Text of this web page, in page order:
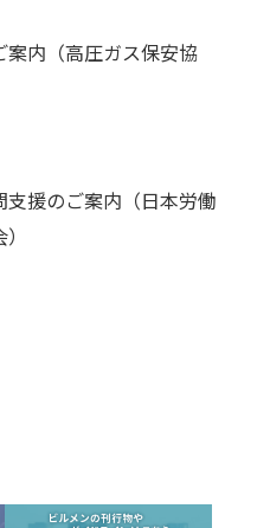
内（高圧ガス保安協
支援のご案内（日本労働